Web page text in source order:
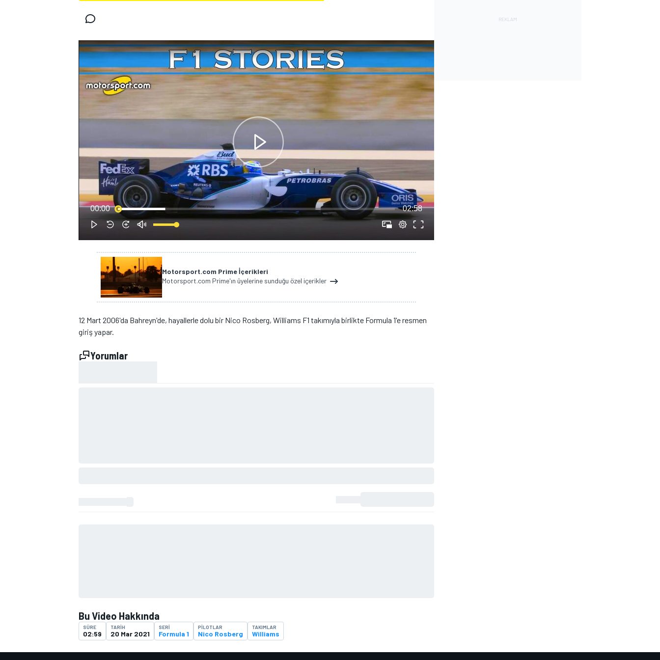
MOTOGP
WORLD SUPERBIKE
00:00 02:58
Motorsport.com Prime İçerikleri
Motorsport.com Prime'ın üyelerine sunduğu özel içerikler
12 Mart 2006'da Bahreyn'de, hayallerle dolu bir Nico Rosberg, Williams F1 takımıyla birlikte Formula 1'e resmen
giriş yapar.
Yorumlar
Bu Video Hakkında
SÜRE
02:59
TARIH
20 Mar 2021
SERI
Formula 1
PILOTLAR
Nico Rosberg
TAKIMLAR
Williams